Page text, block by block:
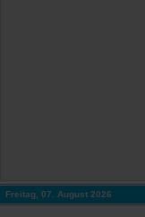
Freitag, 07. August 2026